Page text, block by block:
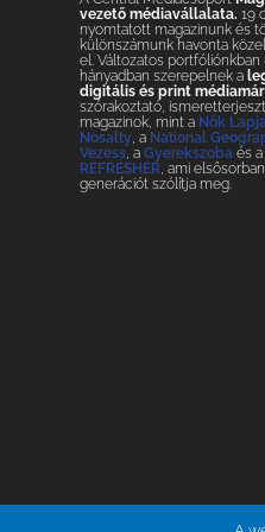
vezető médiavállalata. 19
nyomtatott magazinunk és
különszámunk havonta
el. Változatos
hányadban szerepelnek a
digitális és print
szórakoztató,
magazinok, mint a Nők
Nosalty, a National
Vezess, aGyerekszoba és a
REFRESHER, ami
generációt szólítja meg.